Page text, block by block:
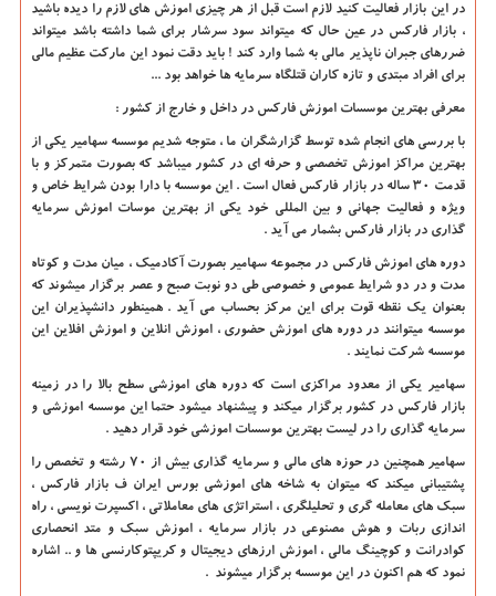
در این بازار فعالیت کنید لازم است قبل از هر چیزی اموزش های لازم را دیده باشید
، بازار فارکس در عین حال که میتواند سود سرشار برای شما داشته باشد میتواند
ضررهای جبران ناپذیر مالی به شما وارد کند ! باید دقت نمود این مارکت عظیم مالی
برای افراد مبتدی و تازه کاران قتلگاه سرمایه ها خواهد بود ...
معرفی بهترین موسسات اموزش فارکس در داخل و خارج از کشور :
با بررسی های انجام شده توسط گزارشگران ما ، متوجه شدیم موسسه سهامیر یکی از
بهترین مراکز اموزش تخصصی و حرفه ای در کشور میباشد که بصورت متمرکز و با
قدمت 30 ساله در بازار فارکس فعال است . این موسسه با دارا بودن شرایط خاص و
ویژه و فعالیت جهانی و بین المللی خود یکی از بهترین موسات اموزش سرمایه
گذاری در بازار فارکس بشمار می آید .
دوره های اموزش فارکس در مجموعه سهامیر بصورت آکادمیک ، میان مدت و کوتاه
مدت و در دو شرایط عمومی و خصوصی طی دو نوبت صبح و عصر برگزار میشوند که
بعنوان یک نقطه قوت برای این مرکز بحساب می آید . همینطور دانشپذیران این
موسسه میتوانند در دوره های اموزش حضوری ، اموزش انلاین و اموزش افلاین این
موسسه شرکت نمایند .
سهامیر یکی از معدود مراکزی است که دوره های اموزشی سطح بالا را در زمینه
بازار فارکس در کشور برگزار میکند و پیشنهاد میشود حتما این موسسه اموزشی و
سرمایه گذاری را در لیست بهترین موسسات اموزشی خود قرار دهید .
سهامیر همچنین در حوزه های مالی و سرمایه گذاری بیش از 70 رشته و تخصص را
پشتیبانی میکند که میتوان به شاخه های اموزشی بورس ایران ف بازار فارکس ،
سبک های معامله گری و تحلیلگری ، استراتژی های معاملاتی ، اکسپرت نویسی ، راه
اندازی ربات و هوش مصنوعی در بازار سرمایه ، اموزش سبک و متد انحصاری
کوادرانت و کوچینگ مالی ، اموزش ارزهای دیجیتال و کریپتوکارنسی ها و .. اشاره
نمود که هم اکنون در این موسسه برگزار میشوند .